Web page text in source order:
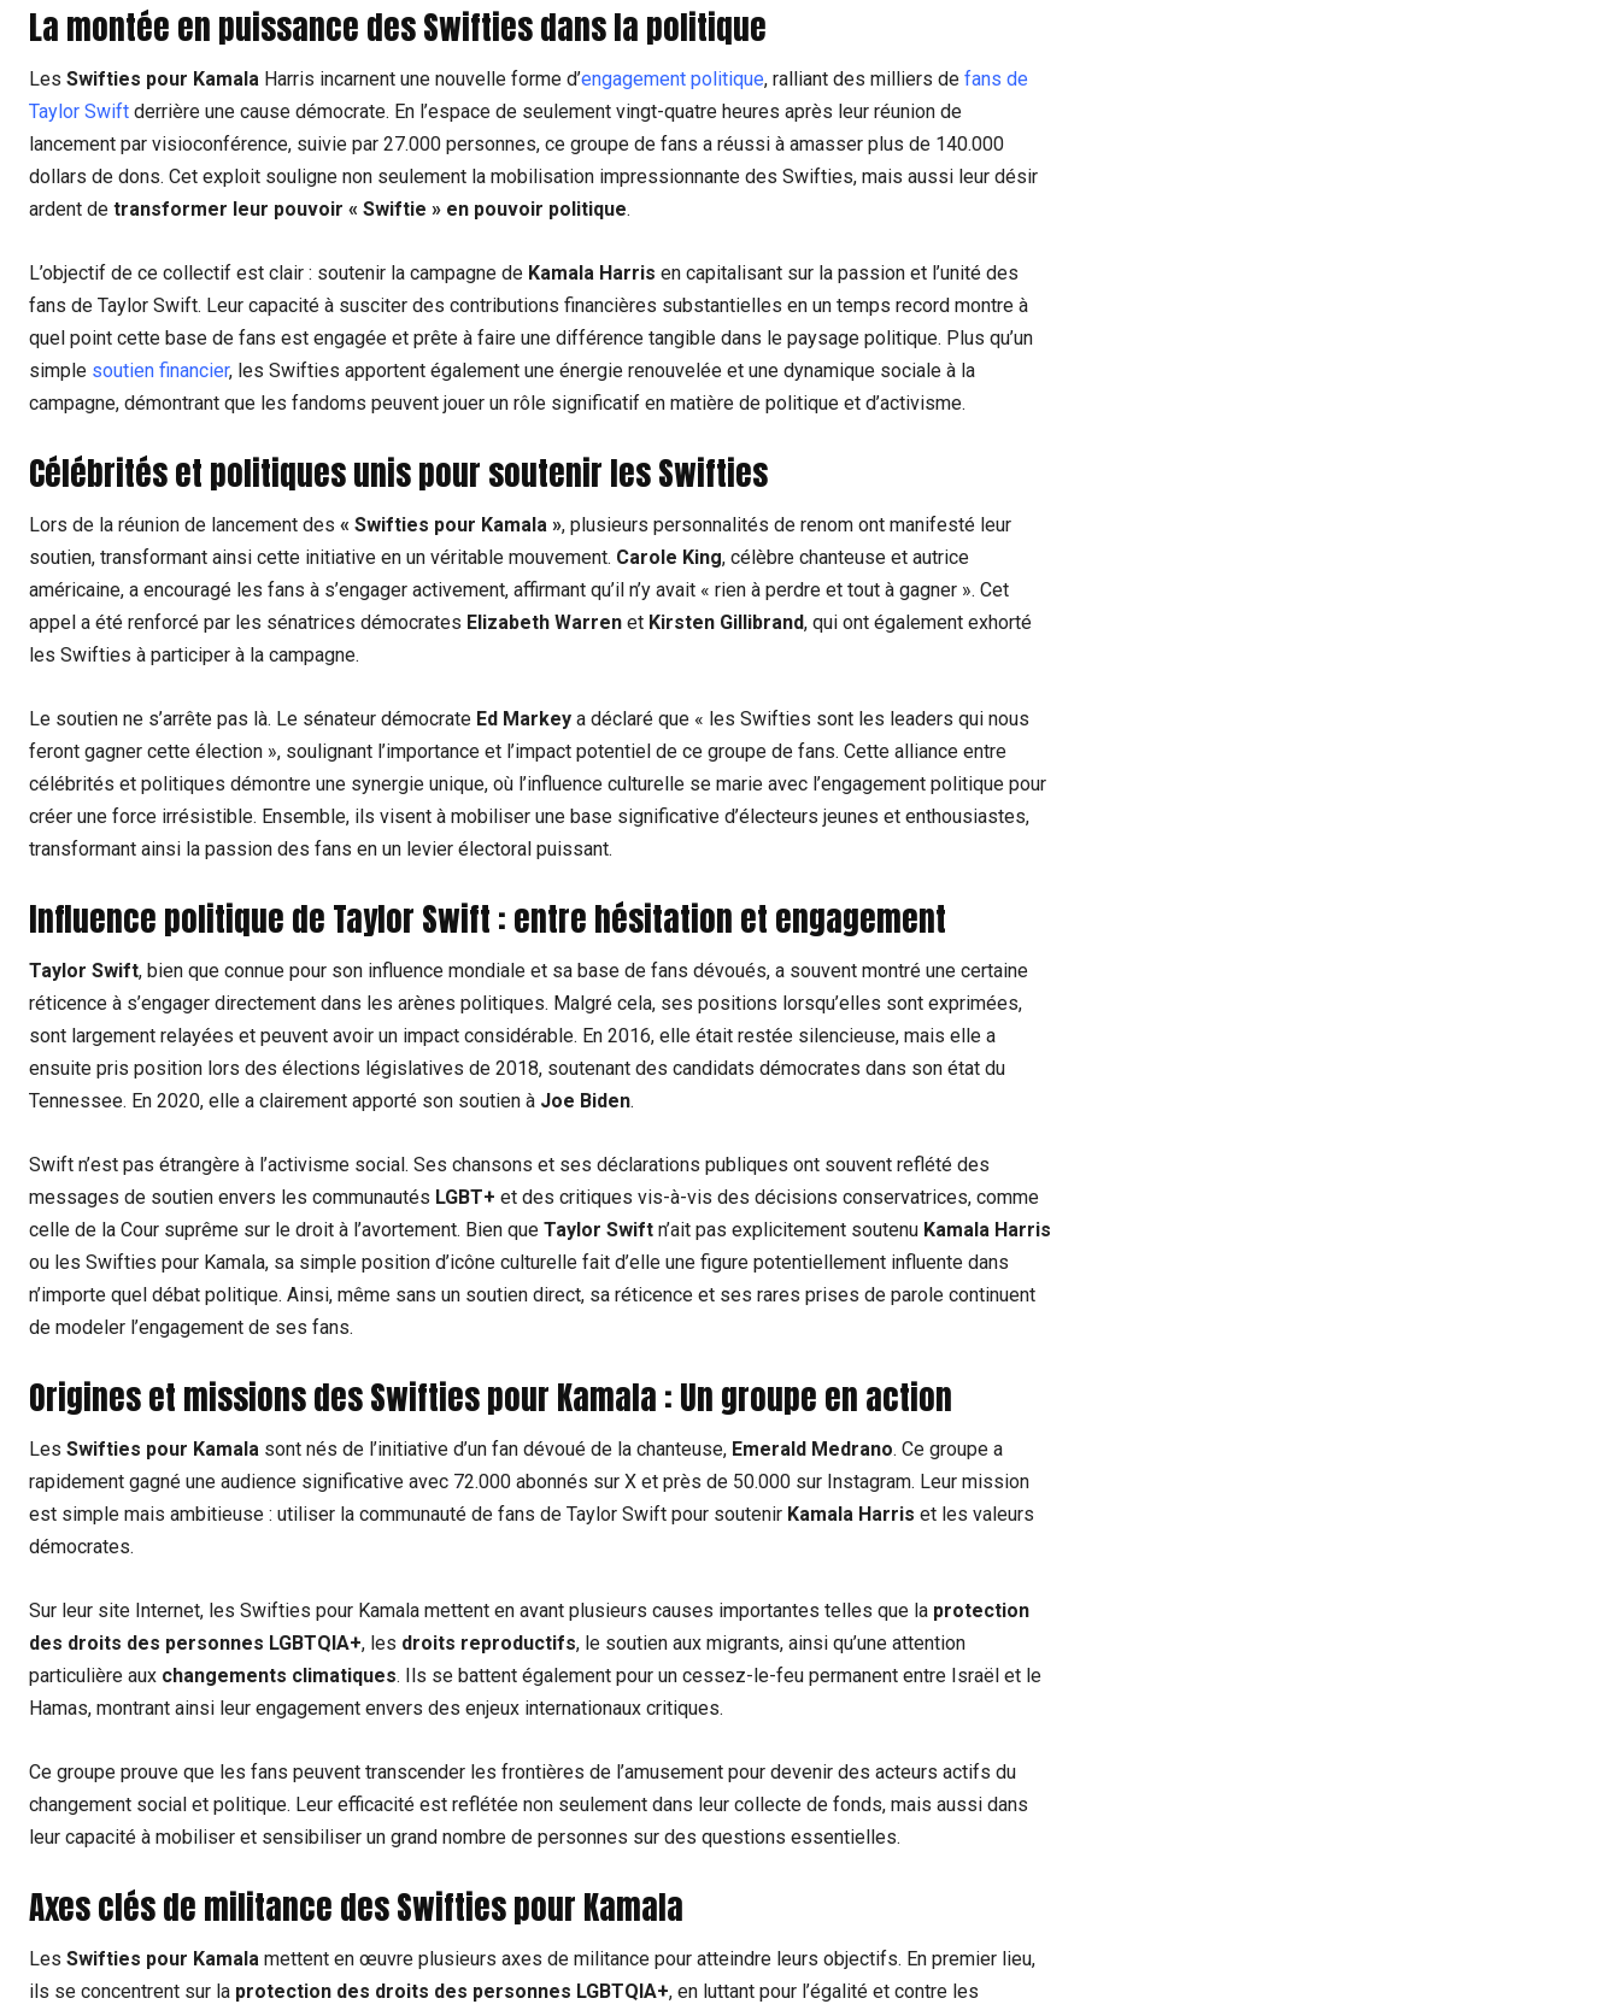
La montée en puissance des Swifties dans la politique
Les Swifties pour Kamala Harris incarnent une nouvelle forme d’engagement politique, ralliant des milliers de fans de
Taylor Swift derrière une cause démocrate. En l’espace de seulement vingt-quatre heures après leur réunion de
lancement par visioconférence, suivie par 27.000 personnes, ce groupe de fans a réussi à amasser plus de 140.000
dollars de dons. Cet exploit souligne non seulement la mobilisation impressionnante des Swifties, mais aussi leur désir
ardent de transformer leur pouvoir « Swiftie » en pouvoir politique.
L’objectif de ce collectif est clair : soutenir la campagne de Kamala Harris en capitalisant sur la passion et l’unité des
fans de Taylor Swift. Leur capacité à susciter des contributions financières substantielles en un temps record montre à
quel point cette base de fans est engagée et prête à faire une différence tangible dans le paysage politique. Plus qu’un
simple soutien financier, les Swifties apportent également une énergie renouvelée et une dynamique sociale à la
campagne, démontrant que les fandoms peuvent jouer un rôle significatif en matière de politique et d’activisme.
Célébrités et politiques unis pour soutenir les Swifties
Lors de la réunion de lancement des « Swifties pour Kamala », plusieurs personnalités de renom ont manifesté leur
soutien, transformant ainsi cette initiative en un véritable mouvement. Carole King, célèbre chanteuse et autrice
américaine, a encouragé les fans à s’engager activement, affirmant qu’il n’y avait « rien à perdre et tout à gagner ». Cet
appel a été renforcé par les sénatrices démocrates Elizabeth Warren et Kirsten Gillibrand, qui ont également exhorté
les Swifties à participer à la campagne.
Le soutien ne s’arrête pas là. Le sénateur démocrate Ed Markey a déclaré que « les Swifties sont les leaders qui nous
feront gagner cette élection », soulignant l’importance et l’impact potentiel de ce groupe de fans. Cette alliance entre
célébrités et politiques démontre une synergie unique, où l’influence culturelle se marie avec l’engagement politique pour
créer une force irrésistible. Ensemble, ils visent à mobiliser une base significative d’électeurs jeunes et enthousiastes,
transformant ainsi la passion des fans en un levier électoral puissant.
Influence politique de Taylor Swift : entre hésitation et engagement
Taylor Swift, bien que connue pour son influence mondiale et sa base de fans dévoués, a souvent montré une certaine
réticence à s’engager directement dans les arènes politiques. Malgré cela, ses positions lorsqu’elles sont exprimées,
sont largement relayées et peuvent avoir un impact considérable. En 2016, elle était restée silencieuse, mais elle a
ensuite pris position lors des élections législatives de 2018, soutenant des candidats démocrates dans son état du
Tennessee. En 2020, elle a clairement apporté son soutien à Joe Biden.
Swift n’est pas étrangère à l’activisme social. Ses chansons et ses déclarations publiques ont souvent reflété des
messages de soutien envers les communautés LGBT+ et des critiques vis-à-vis des décisions conservatrices, comme
celle de la Cour suprême sur le droit à l’avortement. Bien que Taylor Swift n’ait pas explicitement soutenu Kamala Harris
ou les Swifties pour Kamala, sa simple position d’icône culturelle fait d’elle une figure potentiellement influente dans
n’importe quel débat politique. Ainsi, même sans un soutien direct, sa réticence et ses rares prises de parole continuent
de modeler l’engagement de ses fans.
Origines et missions des Swifties pour Kamala : Un groupe en action
Les Swifties pour Kamala sont nés de l’initiative d’un fan dévoué de la chanteuse, Emerald Medrano. Ce groupe a
rapidement gagné une audience significative avec 72.000 abonnés sur X et près de 50.000 sur Instagram. Leur mission
est simple mais ambitieuse : utiliser la communauté de fans de Taylor Swift pour soutenir Kamala Harris et les valeurs
démocrates.
Sur leur site Internet, les Swifties pour Kamala mettent en avant plusieurs causes importantes telles que la protection
des droits des personnes LGBTQIA+, les droits reproductifs, le soutien aux migrants, ainsi qu’une attention
particulière aux changements climatiques. Ils se battent également pour un cessez-le-feu permanent entre Israël et le
Hamas, montrant ainsi leur engagement envers des enjeux internationaux critiques.
Ce groupe prouve que les fans peuvent transcender les frontières de l’amusement pour devenir des acteurs actifs du
changement social et politique. Leur efficacité est reflétée non seulement dans leur collecte de fonds, mais aussi dans
leur capacité à mobiliser et sensibiliser un grand nombre de personnes sur des questions essentielles.
Axes clés de militance des Swifties pour Kamala
Les Swifties pour Kamala mettent en œuvre plusieurs axes de militance pour atteindre leurs objectifs. En premier lieu,
ils se concentrent sur la protection des droits des personnes LGBTQIA+, en luttant pour l’égalité et contre les